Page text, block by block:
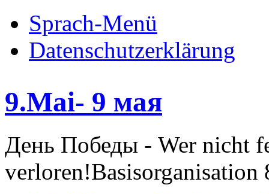
Sprach-Menü
Datenschutzerklärung
9.Mai- 9 мая
День Победы - Wer nicht
verloren!